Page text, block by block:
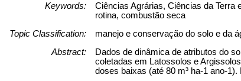
Keywords:
Ciências Agrárias, Ciências da Terra
rotina, combustão seca
Topic Classification:
manejo e conservação do solo e da
Abstract:
Dados de dinâmica de atributos do
coletadas em Latossolos e
doses baixas (até 80 m³ ha-1 ano-